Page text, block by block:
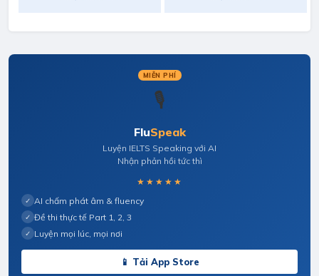
MIỄN PHÍ
🎙️
FluSpeak
Luyện IELTS Speaking với AI
Nhận phản hồi tức thì
★★★★★
✓ AI chấm phát âm & fluency
✓ Đề thi thực tế Part 1, 2, 3
✓ Luyện mọi lúc, mọi nơi
📱 Tải App Store